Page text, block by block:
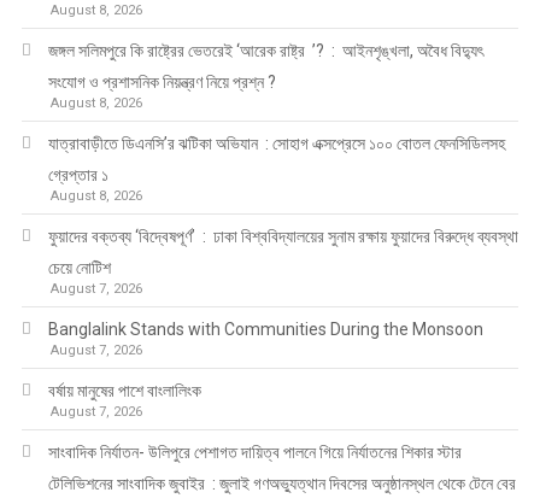
August 8, 2026
জঙ্গল সলিমপুরে কি রাষ্ট্রের ভেতরেই ‘আরেক রাষ্ট্র ’? : আইনশৃঙ্খলা, অবৈধ বিদ্যুৎ
সংযোগ ও প্রশাসনিক নিয়ন্ত্রণ নিয়ে প্রশ্ন ?
August 8, 2026
যাত্রাবাড়ীতে ডিএনসি’র ঝটিকা অভিযান : সোহাগ এক্সপ্রেসে ১০০ বোতল ফেনসিডিলসহ
গ্রেপ্তার ১
August 8, 2026
ফুয়াদের বক্তব্য ‘বিদ্বেষপূর্ণ’ : ঢাকা বিশ্ববিদ্যালয়ের সুনাম রক্ষায় ফুয়াদের বিরুদ্ধে ব্যবস্থা
চেয়ে নোটিশ
August 7, 2026
Banglalink Stands with Communities During the Monsoon
August 7, 2026
বর্ষায় মানুষের পাশে বাংলালিংক
August 7, 2026
সাংবাদিক নির্যাতন- উলিপুরে পেশাগত দায়িত্ব পালনে গিয়ে নির্যাতনের শিকার স্টার
টেলিভিশনের সাংবাদিক জুবাইর : জুলাই গণঅভ্যুত্থান দিবসের অনুষ্ঠানস্থল থেকে টেনে বের